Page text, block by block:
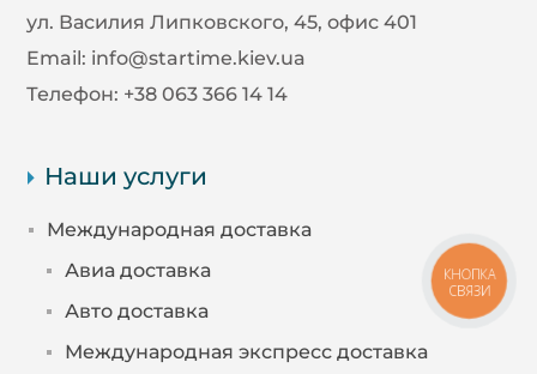
ул. Василия Липковского, 45, офис 401
Email: info@startime.kiev.ua
Телефон: +38 063 366 14 14
Наши услуги
Международная доставка
Авиа доставка
Авто доставка
Международная экспресс доставка
КНОПКА
СВЯЗИ